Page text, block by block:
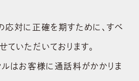
に正確を期すために、すべ
ていただいております。
お客様に通話料がかかりま